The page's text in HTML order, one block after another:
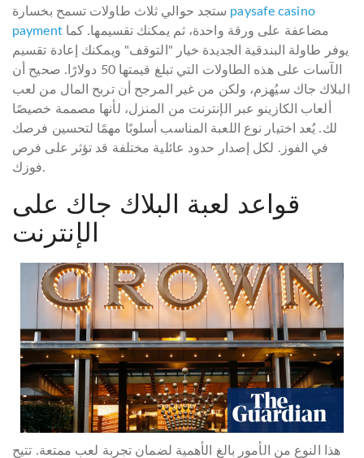
paysafe casino
paymentمضاعفة على ورقة واحدة، ثم يمكنك تقسيمها. كما
يوفر طاولة البندقية الجديدة خيار "التوقف" ويمكنك إعادة تقسيم
الآسات على هذه الطاولات التي تبلغ قيمتها 50 دولارًا. صحيح أن
البلاك جاك سيُهزم، ولكن من غير المرجح أن تربح المال من لعب
ألعاب الكازينو عبر الإنترنت من المنزل، لأنها مصممة خصيصًا
لك. يُعد اختيار نوع اللعبة المناسب أسلوبًا مهمًا لتحسين فرصك
في الفوز. لكل إصدار حدود عائلية مختلفة قد تؤثر على فرص
فوزك.
قواعد لعبة البلاك جاك على
الإنترنت
هذا النوع من الأمور بالغ الأهمية لضمان تجربة لعب ممتعة. تتيح